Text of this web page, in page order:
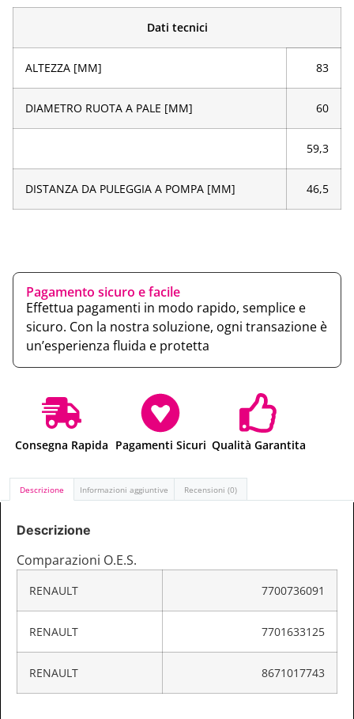
Dati tecnici
ALTEZZA [MM] 83
DIAMETRO RUOTA A PALE [MM] 60
59,3
DISTANZA DA PULEGGIA A POMPA [MM] 46,5
Pagamento sicuro e facile
Effettua pagamenti in modo rapido, semplice e
sicuro. Con la nostra soluzione, ogni transazione è
un’esperienza fluida e protetta
Consegna Rapida Pagamenti Sicuri Qualità Garantita
Descrizione Informazioni aggiuntive Recensioni (0)
Descrizione
Comparazioni O.E.S.
RENAULT 7700736091
RENAULT 7701633125
RENAULT 8671017743